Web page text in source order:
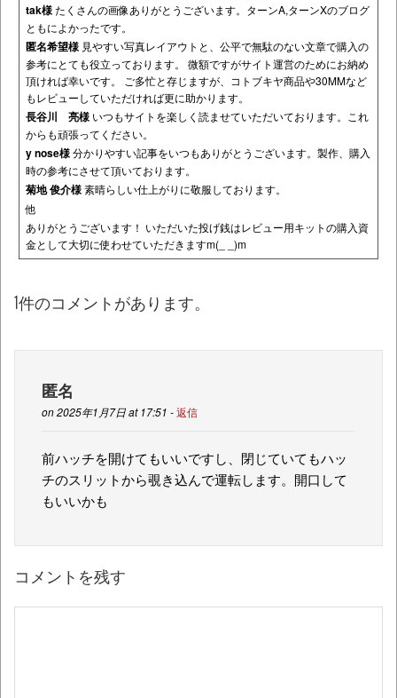
tak様たくさんの画像ありがとうございます。ターンA,ターンXのブログ
ともによかったです。
匿名希望様 見やすい写真レイアウトと、公平で無駄のない文章で購入の
参考にとても役立っております。 微額ですがサイト運営のためにお納め
頂ければ幸いです。 ご多忙と存じますが、コトブキヤ商品や30MMなど
もレビューしていただければ更に助かります。
長谷川 亮様 いつもサイトを楽しく読ませていただいております。これ
からも頑張ってください。
y nose様分かりやすい記事をいつもありがとうございます。製作、購入
時の参考にさせて頂いております。
菊地 俊介様素晴らしい仕上がりに敬服しております。
他
ありがとうございます！ いただいた投げ銭はレビュー用キットの購入資
金として大切に使わせていただきますm(_ _)m
1件のコメントがあります。
匿名
on 2025年1月7日 at 17:51 -返信
前ハッチを開けてもいいですし、閉じていてもハッ
チのスリットから覗き込んで運転します。開口して
もいいかも
コメントを残す